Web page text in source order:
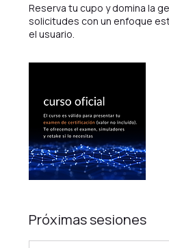
Reserva tu cupo y domina la
solicitudes con un enfoque
el usuario.
Próximas sesiones